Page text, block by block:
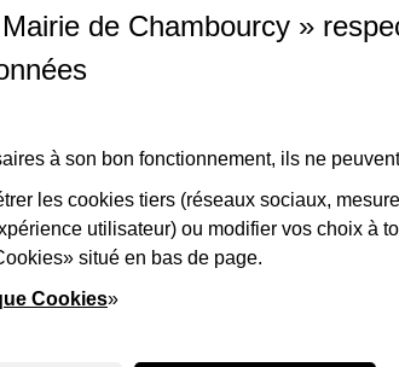
à 12h et de 13h30 à 17h30
Nous contacter
du sitePolitique d'utilisation des cookies
de Chambourcy »
à son bon fonctionnement, ils ne
les cookies tiers (réseaux sociaux,
utilisateur) ou modifier vos choix à
situé en bas de page.
Cookies»